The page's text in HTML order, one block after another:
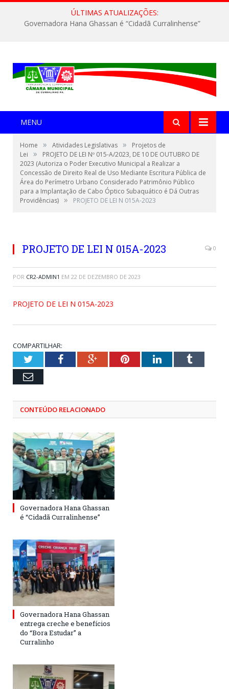
ÚLTIMAS ATUALIZAÇÕES:
Governadora Hana Ghassan é “Cidadã Curralinhense”
MENU
Home » Atividades Legislativas »
Projetos de
Lei
»
PROJETO DE LEI Nº 015-A/2023, DE 10 DE OUTUBRO DE
2023 (Autoriza o Poder Executivo Municipal a Realizar a
Concessão de Direito Real de Uso Mediante Escritura Pública de
Área do Perímetro Urbano Considerado Patrimônio Público
para a Implantação de Cabo Óptico Subaquático é Dá Outras
Providências) » PROJETO DE LEI N 015A-2023
PROJETO DE LEI N 015A-2023 0
POR CR2-ADMIN1 EM 22 DE DEZEMBRO DE 2023
PROJETO DE LEI N 015A-2023
COMPARTILHAR:
TwitterFacebookGoogle+PinterestLinkedInTumblr
Email
CONTEÚDO RELACIONADO
Governadora Hana Ghassan
é “Cidadã Curralinhense”
Governadora Hana Ghassan
entrega creche e benefícios
do “Bora Estudar” a
Curralinho